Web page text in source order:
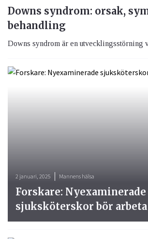
Downs syndrom: orsak,
behandling
Downs syndrom är en utvecklingsstörning
2 januari, 2025 Mannens hälsa
Forskare: Nyexaminerade
sjuksköterskor bör